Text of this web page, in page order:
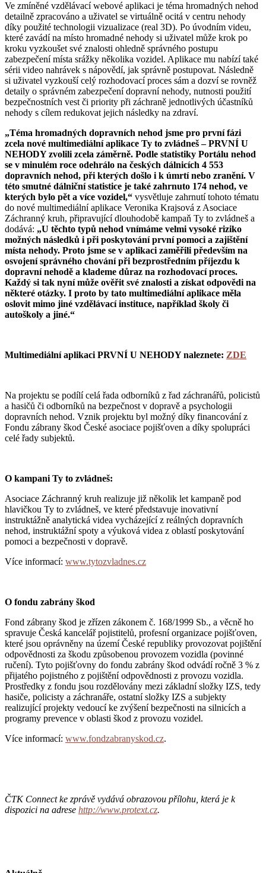
Ve zmíněné vzdělávací webové aplikaci je téma hromadných nehod
detailně zpracováno a uživatel se virtuálně ocitá v centru nehody
díky použité technologii vizualizace (real 3D). Po úvodním videu,
které zavádí na místo hromadné nehody si uživatel může krok po
kroku vyzkoušet své znalosti ohledně správného postupu
zabezpečení místa srážky několika vozidel. Aplikace mu nabízí také
sérii video nahrávek s nápovědí, jak správně postupovat. Následně
si uživatel vyzkouší celý rozhodovací proces sám a dozví se rovněž
detaily o správném zabezpečení dopravní nehody, nutnosti použití
bezpečnostních vest či priority při záchraně jednotlivých účastníků
nehody s cílem redukovat jejich následky na zdraví.
„Téma hromadných dopravních nehod jsme pro první fázi
zcela nové multimediální aplikace Ty to zvládneš – PRVNÍ U
NEHODY zvolili zcela záměrně. Podle statistiky Portálu nehod
se v minulém roce odehrálo na českých dálnicích 4 553
dopravních nehod, při kterých došlo i k úmrtí nebo zranění. V
této smutné dálniční statistice je také zahrnuto 174 nehod, ve
kterých bylo pět a více vozidel,“ vysvětluje zahrnutí tohoto tématu
do nové multimediální aplikace Veronika Krajsová z Asociace
Záchranný kruh, připravující dlouhodobě kampaň Ty to zvládneš a
dodává: „U těchto typů nehod vnímáme velmi vysoké riziko
možných následků i při poskytování první pomoci a zajištění
místa nehody. Proto jsme se v aplikaci zaměřili především na
osvojení správného chování při bezprostředním příjezdu k
dopravní nehodě a klademe důraz na rozhodovací proces.
Každý si tak nyní může ověřit své znalosti a získat odpovědi na
některé otázky. I proto by tato multimediální aplikace měla
oslovit mimo jiné vzdělávací instituce, například školy či
autoškoly a jiné.“
Multimediální aplikaci PRVNÍ U NEHODY naleznete: ZDE
Na projektu se podílí celá řada odborníků z řad záchranářů, policistů
a hasičů či odborníků na bezpečnost v dopravě a psychologii
dopravních nehod. Vznik projektu byl možný díky financování z
Fondu zábrany škod České asociace pojišťoven a díky spolupráci
celé řady subjektů.
O kampani Ty to zvládneš:
Asociace Záchranný kruh realizuje již několik let kampaně pod
hlavičkou Ty to zvládneš, ve které představuje inovativní
instruktážně analytická videa vycházející z reálných dopravních
nehod, instruktážní spoty a výuková videa z oblastí poskytování
pomoci a bezpečnosti v dopravě.
Více informací: www.tytozvladnes.cz
O fondu zabrány škod
Fond zábrany škod je zřízen zákonem č. 168/1999 Sb., a věcně ho
spravuje Česká kancelář pojistitelů, profesní organizace pojišťoven,
které jsou oprávněny na území České republiky provozovat pojištění
odpovědnosti za škodu způsobenou provozem vozidla (povinné
ručení). Tyto pojišťovny do fondu zabrány škod odvádí ročně 3 % z
přijatého pojistného z pojištění odpovědnosti z provozu vozidla.
Prostředky z fondu jsou rozdělovány mezi základní složky IZS, tedy
hasiče, policisty a záchranáře, ostatní složky IZS a subjekty
realizující projekty vedoucí ke zvýšení bezpečnosti na silnicích a
programy prevence v oblasti škod z provozu vozidel.
Více informací: www.fondzabranyskod.cz.
ČTK Connect ke zprávě vydává obrazovou přílohu, která je k
dispozici na adrese http://www.protext.cz.